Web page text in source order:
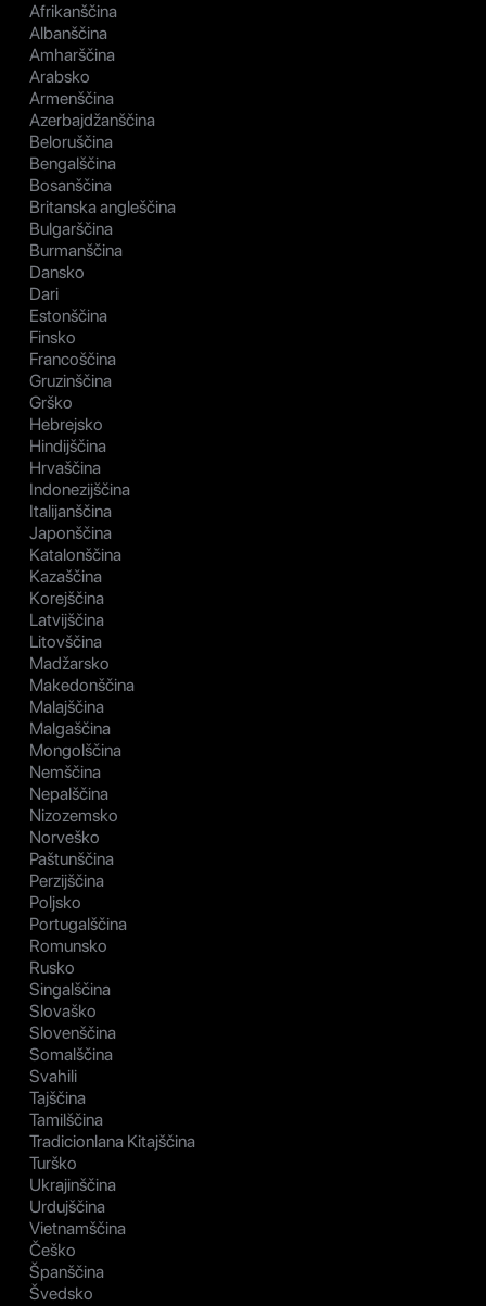
Afrikanščina
Albanščina
Amharščina
Arabsko
Armenščina
Azerbajdžanščina
Beloruščina
Bengalščina
Bosanščina
Britanska angleščina
Bulgarščina
Burmanščina
Dansko
Dari
Estonščina
Finsko
Francoščina
Gruzinščina
Grško
Hebrejsko
Hindijščina
Hrvaščina
Indonezijščina
Italijanščina
Japonščina
Katalonščina
Kazaščina
Korejščina
Latvijščina
Litovščina
Madžarsko
Makedonščina
Malajščina
Malgaščina
Mongolščina
Nemščina
Nepalščina
Nizozemsko
Norveško
Paštunščina
Perzijščina
Poljsko
Portugalščina
Romunsko
Rusko
Singalščina
Slovaško
Slovenščina
Somalščina
Svahili
Tajščina
Tamilščina
Tradicionlana Kitajščina
Turško
Ukrajinščina
Urdujščina
Vietnamščina
Češko
Španščina
Švedsko